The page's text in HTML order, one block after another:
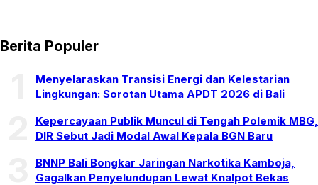
Berita Populer
Menyelaraskan Transisi Energi dan Kelestarian
Lingkungan: Sorotan Utama APDT 2026 di Bali
Kepercayaan Publik Muncul di Tengah Polemik MBG,
DIR Sebut Jadi Modal Awal Kepala BGN Baru
BNNP Bali Bongkar Jaringan Narkotika Kamboja,
Gagalkan Penyelundupan Lewat Knalpot Bekas